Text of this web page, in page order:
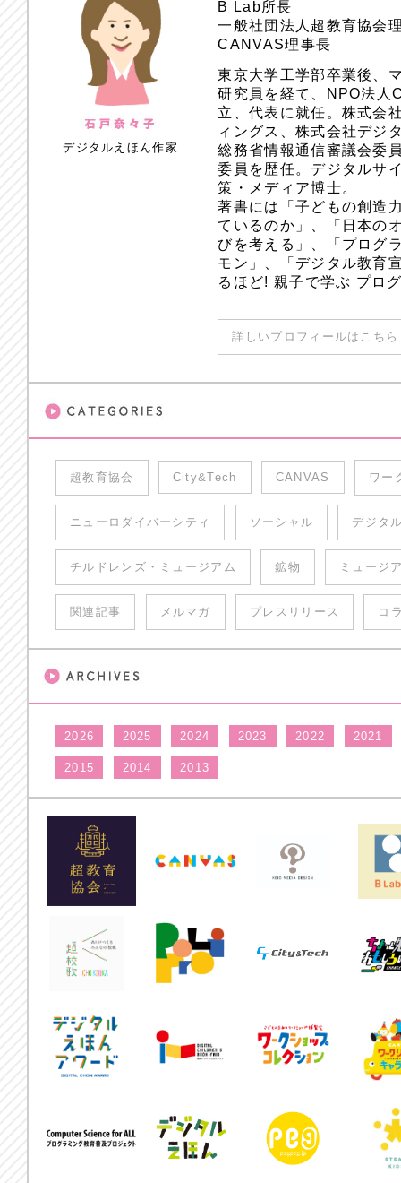
デジタルえほん作家
B Lab所長
一般社団法人超教育協会
CANVAS理事長
東京大学工学部卒業後、
研究員を経て、NPO法人
立、代表に就任。株式会
ィングス、株式会社デジ
総務省情報通信審議会委
委員を歴任。デジタルサ
策・メディア博士。
著書には「子どもの創造
ているのか」、「日本の
びを考える」、「プログ
モン」、「デジタル教育
るほど! 親子で学ぶ プロ
詳しいプロフィールはこち
超教育協会 City&Tech CANVAS ワー
ニューロダイバーシティ ソーシャル デジタ
チルドレンズ・ミュージアム 鉱物 ミュージ
関連記事 メルマガ プレスリリース コ
2026 2025 2024 2023 2022 2021
2015 2014 2013